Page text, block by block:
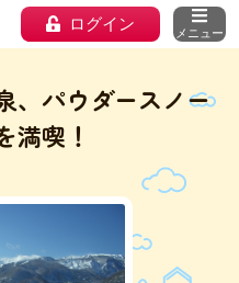
ログイン メニュー
、パウダースノー
満喫！